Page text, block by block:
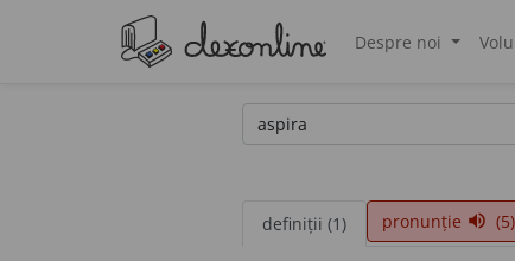
Despre noi
definiții (1) pronunție volume_up (5)